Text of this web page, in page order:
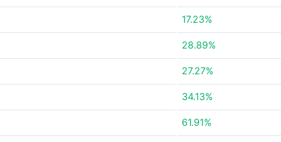
17.23%
28.89%
27.27%
34.13%
61.91%